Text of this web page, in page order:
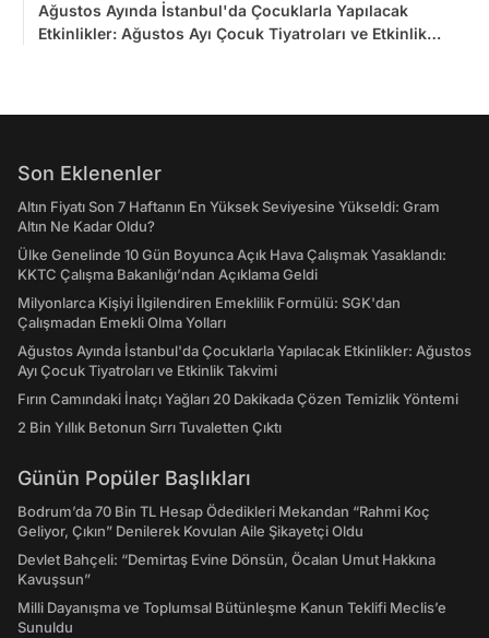
Ağustos Ayında İstanbul'da Çocuklarla Yapılacak
Etkinlikler: Ağustos Ayı Çocuk Tiyatroları ve Etkinlik
Son Eklenenler
Altın Fiyatı Son 7 Haftanın En Yüksek Seviyesine Yükseldi: Gram
Altın Ne Kadar Oldu?
Ülke Genelinde 10 Gün Boyunca Açık Hava Çalışmak Yasaklandı:
KKTC Çalışma Bakanlığı’ndan Açıklama Geldi
Milyonlarca Kişiyi İlgilendiren Emeklilik Formülü: SGK'dan
Çalışmadan Emekli Olma Yolları
Ağustos Ayında İstanbul'da Çocuklarla Yapılacak Etkinlikler: Ağustos
Ayı Çocuk Tiyatroları ve Etkinlik Takvimi
Fırın Camındaki İnatçı Yağları 20 Dakikada Çözen Temizlik Yöntemi
2 Bin Yıllık Betonun Sırrı Tuvaletten Çıktı
Günün Popüler Başlıkları
Bodrum’da 70 Bin TL Hesap Ödedikleri Mekandan “Rahmi Koç
Geliyor, Çıkın” Denilerek Kovulan Aile Şikayetçi Oldu
Devlet Bahçeli: “Demirtaş Evine Dönsün, Öcalan Umut Hakkına
Kavuşsun”
Milli Dayanışma ve Toplumsal Bütünleşme Kanun Teklifi Meclis’e
Sunuldu